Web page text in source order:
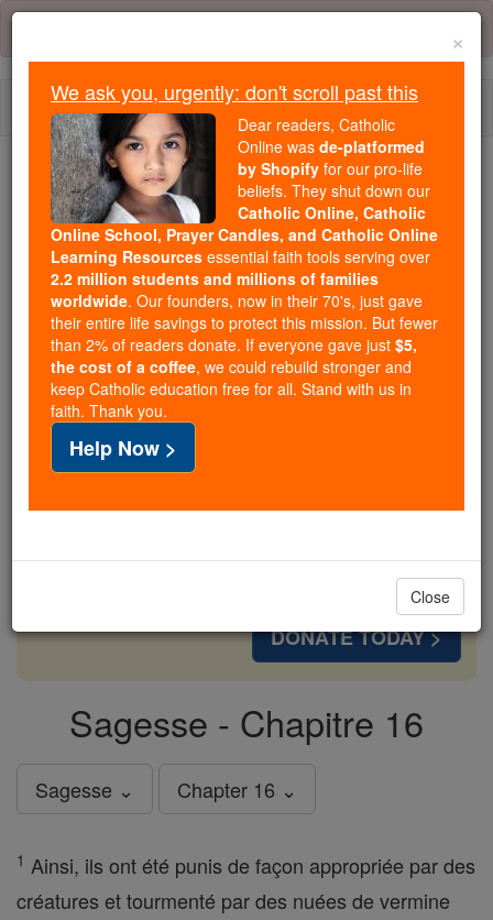
Skip
content
Because of You, 2.2 Million
Students Are Being Formed in the
Faith
Because of generous supporters like you,
Catholic Online School has already delivered
free, faithful Catholic education to over 2.2
million students across 193 countries. In an age
of noise and algorithms, you are helping form
souls with truth, prayer, Scripture, and Christ.
If everyone who reads this gave just $5 — the
free for all. Be Courageous. Be Catholic. Stand
DONATE TODAY >
Sagesse - Chapitre 16
Sagesse ⌄ Chapter 16 ⌄
1 Ainsi, ils ont été punis de façon appropriée par des
créatures et tourmenté par des nuées de vermine
×
We ask you, urgently: don't scroll past this
Dear readers, Catholic
Online was de-platformed
by Shopify for our pro-life
beliefs. They shut down our
Catholic Online, Catholic
Online School, Prayer Candles, and Catholic Online
Learning Resources essential faith tools serving over
2.2 million students and millions of families
worldwide. Our founders, now in their 70's, just gave
their entire life savings to protect this mission. But fewer
than 2% of readers donate. If everyone gave just $5,
the cost of a coffee, we could rebuild stronger and
keep Catholic education free for all. Stand with us in
faith. Thank you.
Help Now >
Close